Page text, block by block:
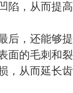
陷，从而提
，还能够提
面的毛刺和
，从而延长